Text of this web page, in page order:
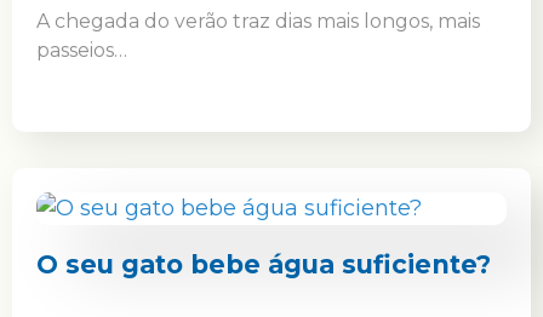
A chegada do verão traz dias mais longos, mais
passeios…
O seu gato bebe água suficiente?